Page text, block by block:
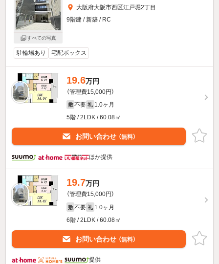
すべての写真
大阪府大阪市西区江戸堀2丁目
9階建 / 新築 / RC
駐輪場あり 宅配ボックス
19.6万円
（管理費15,000円）
敷 不要 礼 1.0ヶ月
5階 / 2LDK / 60.08㎡
お問い合わせ （無料）
ほか提供
19.7万円
（管理費15,000円）
敷 不要 礼 1.0ヶ月
6階 / 2LDK / 60.08㎡
お問い合わせ （無料）
提供